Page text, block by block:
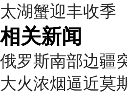
太湖蟹迎丰收季
相关新闻
俄罗斯南部边疆
大火浓烟逼近莫